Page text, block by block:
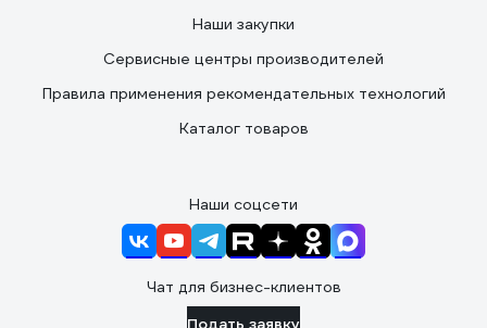
Наши закупки
Сервисные центры производителей
Правила применения рекомендательных технологий
Каталог товаров
Наши соцсети
Чат для бизнес-клиентов
Подать заявку